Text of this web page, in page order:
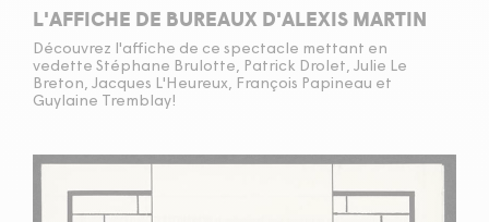
L'AFFICHE DE BUREAUX D'ALEXIS MARTIN
Découvrez l'affiche de ce spectacle mettant en
vedette Stéphane Brulotte, Patrick Drolet, Julie Le
Breton, Jacques L'Heureux, François Papineau et
Guylaine Tremblay!